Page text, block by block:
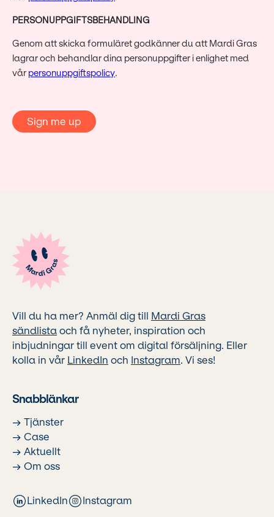
Vill du ha mer? Anmäl dig till Mardi Gras
sändlista och få nyheter, inspiration och
inbjudningar till event om digital försäljning. Eller
kolla in vår LinkedIn och Instagram. Vi ses!
Snabblänkar
→ Tjänster
→ Case
→ Aktuellt
→ Om oss
LinkedIn Instagram